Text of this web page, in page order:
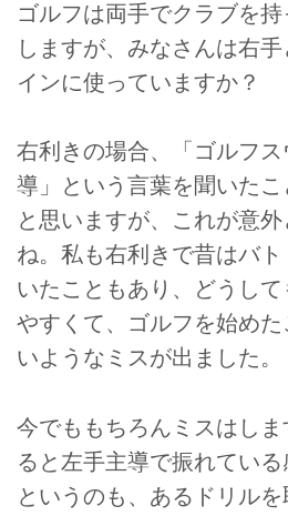
ゴルフは両手でクラブを
しますが、みなさんは右
インに使っていますか？
右利きの場合、「ゴルフ
導」という言葉を聞いた
と思いますが、これが意
ね。私も右利きで昔はバ
いたこともあり、どうして
やすくて、ゴルフを始め
いようなミスが出ました。
今でももちろんミスはし
ると左手主導で振れている
というのも、あるドリル